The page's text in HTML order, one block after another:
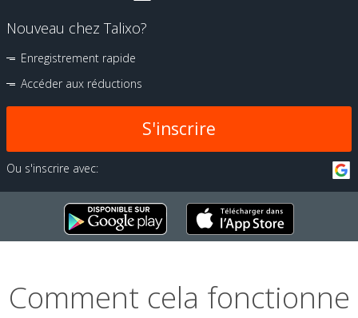
Nouveau chez Talixo?
Enregistrement rapide
Accéder aux réductions
S'inscrire
Ou s'inscrire avec:
Comment cela fonctionne